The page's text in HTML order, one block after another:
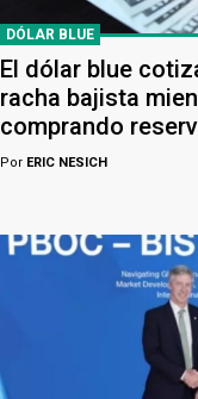
DÓLAR BLUE
El dólar blue
racha bajista
comprando
Por ERIC NESICH